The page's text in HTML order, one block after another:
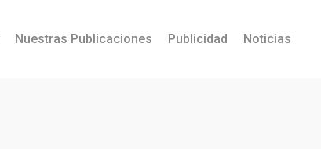
Nuestras Publicaciones Publicidad Noticias